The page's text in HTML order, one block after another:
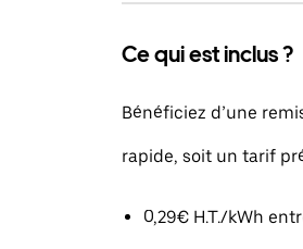
Ce qui est inclus ?
Bénéficiez d’une
rapide, soit un tarif
0,29€ H.T./kWh